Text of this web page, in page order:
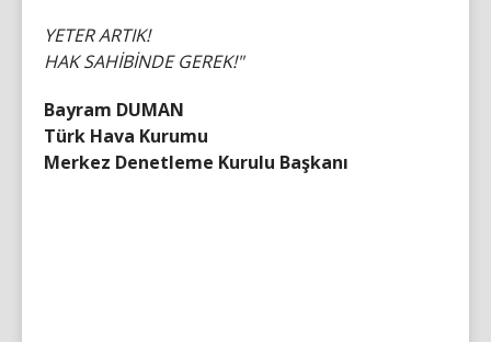
YETER ARTIK!
HAK SAHİBİNDE GEREK!"
Bayram DUMAN
Türk Hava Kurumu
Merkez Denetleme Kurulu Başkanı